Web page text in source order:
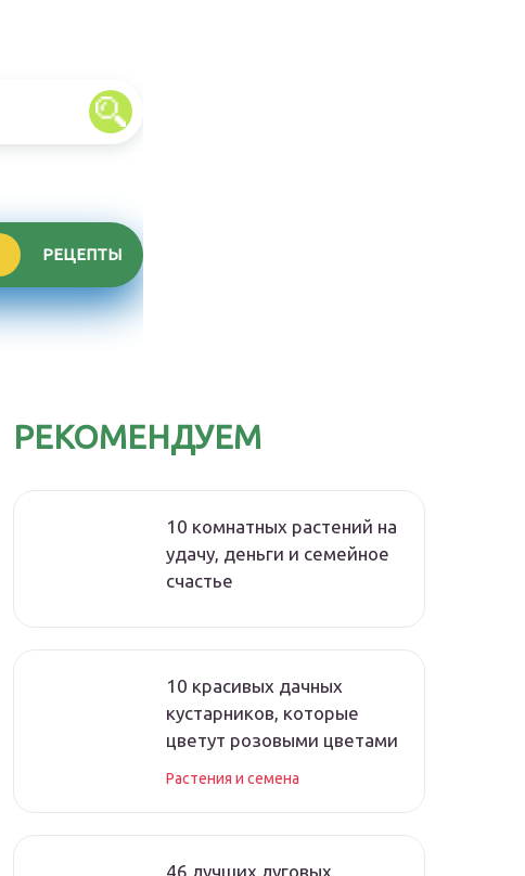
РЕЦЕПТЫ
РЕКОМЕНДУЕМ
10 комнатных растений на
удачу, деньги и семейное
счастье
10 красивых дачных
кустарников, которые
цветут розовыми цветами
Растения и семена
46 лучших луговых